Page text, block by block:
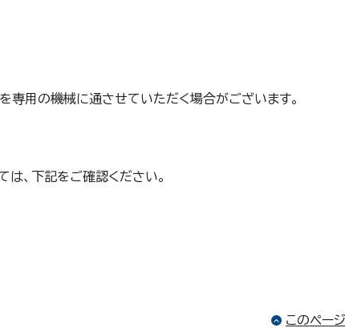
用の機械に通させていただく場合がございます。
、下記をご確認ください。
このペー